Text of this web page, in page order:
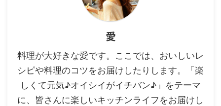
愛
料理が大好きな愛です。ここでは、おいしいレ
シピや料理のコツをお届けしたりします。「楽
しくて元気♪オイシイがイチバン♪」をテーマ
に、皆さんに楽しいキッチンライフをお届けし